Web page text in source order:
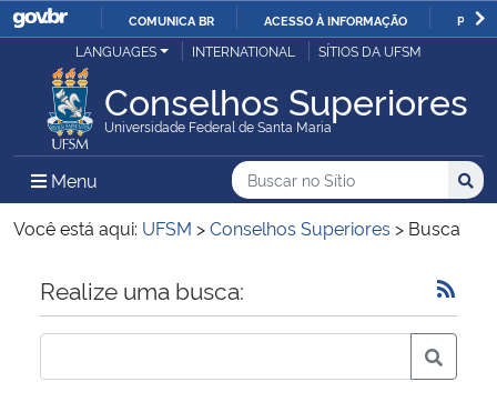
IR
O
COMUNICA BR ACESSO À INFORMAÇÃO
Ministério da Justiça e Segurança Pública
Ministério da Defesa
Ministério das Relações Exteriores
Ministério da Economia
Ministério da Infraestrutura
LANGUAGES INTERNATIONAL SÍTIOS DA UFSM
Conselhos Superiores
Universidade Federal de Santa Maria
Menu Menu Principal do Sítio
Busca
Buscar no no Sítio
Busca:
Você está aqui: UFSM >Conselhos Superiores > Busca
Início do conteúdo
Realize uma busca: